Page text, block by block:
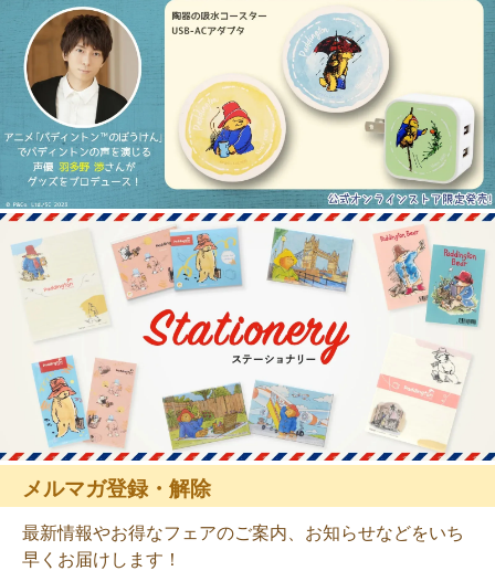
メルマガ登録・解除
最新情報やお得なフェアのご案内、お知らせなどをいち
早くお届けします！